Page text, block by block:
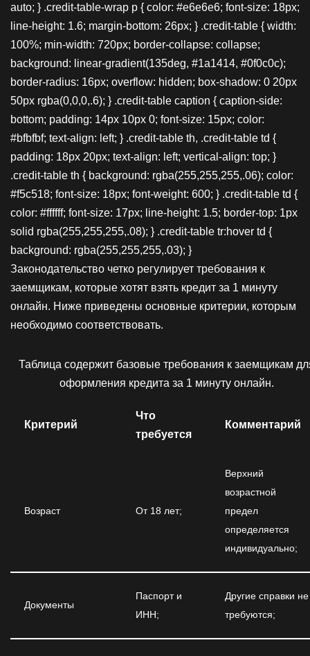
auto; } .credit-table-wrap p { color: #e6e6e6; font-size: 18px;
line-height: 1.6; margin-bottom: 26px; } .credit-table { width:
100%; min-width: 720px; border-collapse: collapse;
background: linear-gradient(135deg, #1a1414, #0f0c0c);
border-radius: 16px; overflow: hidden; box-shadow: 0 20px
50px rgba(0,0,0,.6); } .credit-table caption { caption-side:
bottom; padding: 14px 10px 0; font-size: 15px; color:
#bfbfbf; text-align: left; } .credit-table th, .credit-table td {
padding: 18px 20px; text-align: left; vertical-align: top; }
.credit-table th { background: rgba(255,255,255,.06); color:
#f5c518; font-size: 18px; font-weight: 600; } .credit-table td {
color: #ffffff; font-size: 17px; line-height: 1.5; border-top: 1px
solid rgba(255,255,255,.08); } .credit-table tr:hover td {
background: rgba(255,255,255,.03); }
Законодательство четко регулирует требования к
заемщикам, которые хотят взять кредит за 1 минуту
онлайн. Ниже приведены основные критерии, которым
необходимо соответствовать.
Критерий
Что
требуется
Комментарий
Возраст От 18 лет;
Верхний
возрастной
предел
определяется
индивидуально;
Документы
Паспорт и
ИНН;
Другие справки не
требуются;
Таблица содержит базовые требования к заемщикам
оформления кредита за 1 минуту онлайн.